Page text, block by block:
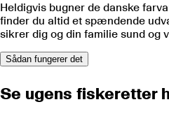
Heldigvis bugner de danske
finder du altid et spændende
sikrer dig og din familie sund og
Sådan fungerer det
Se ugens fiskeretter